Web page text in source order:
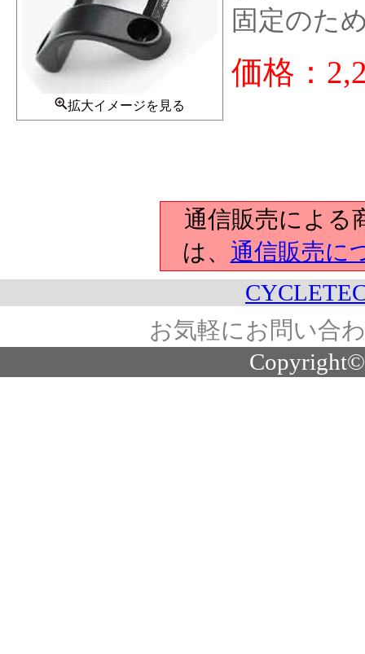
拡大イメージを見る
固定のた
価格：
通信販売による
は、 通信販売に
お気軽にお問い合